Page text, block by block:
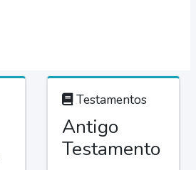
Testamentos
Antigo
Testamento